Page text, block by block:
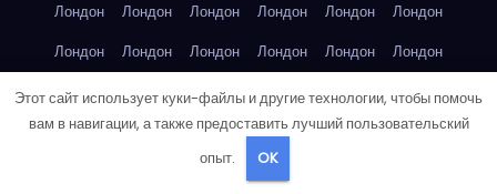
Лондон
Лондон Лондон Лондон Лондон
Лондон
Лондон
Лондон Лондон Лондон Лондон
Лондон
Лондон
Лондон Лондон Лондон Лондон
Лондон
Лондон
Лондон Лондон Лондон
Лос-Анджелес
Этот сайт использует куки-файлы и другие технологии, чтобы помочь
вам в навигации, а также предоставить лучший пользовательский
опыт.
OK